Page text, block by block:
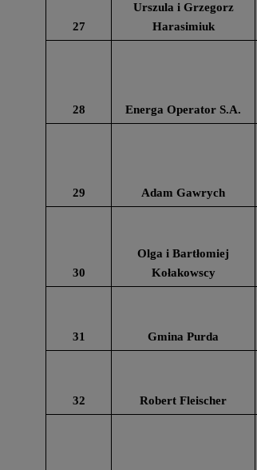
27
Urszula i Grzegorz
Harasimiuk
28 Energa Operator S.A.
29 Adam Gawrych
30
Olga i Bartłomiej
Kołakowscy
31 Gmina Purda
32 Robert Fleischer